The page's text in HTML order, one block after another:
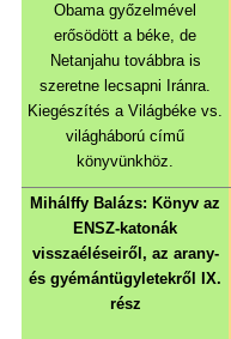
Obama győzelmével
erősödött a béke, de
Netanjahu továbbra is
szeretne lecsapni Iránra.
Kiegészítés a Világbéke vs.
világháború című
könyvünkhöz.
Mihálffy Balázs: Könyv az
ENSZ-katonák
visszaéléseiről, az arany-
és gyémántügyletekről IX.
rész